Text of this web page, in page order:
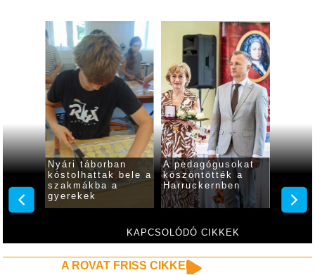
KAPCSOLÓDÓ CIKKEK
a
Nyári táborban
kóstolhattak bele a
szakmákba a
gyerekek
A pedagógusokat
köszöntötték a
Harruckernben
A ROVAT FRISS CIKKEI